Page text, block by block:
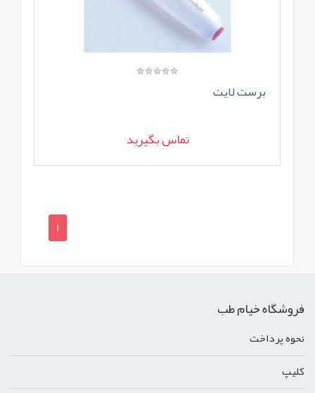
برست لایت
تماس بگیرید
1
فروشگاه خیام طب
نحوه پرداخت
کليپ